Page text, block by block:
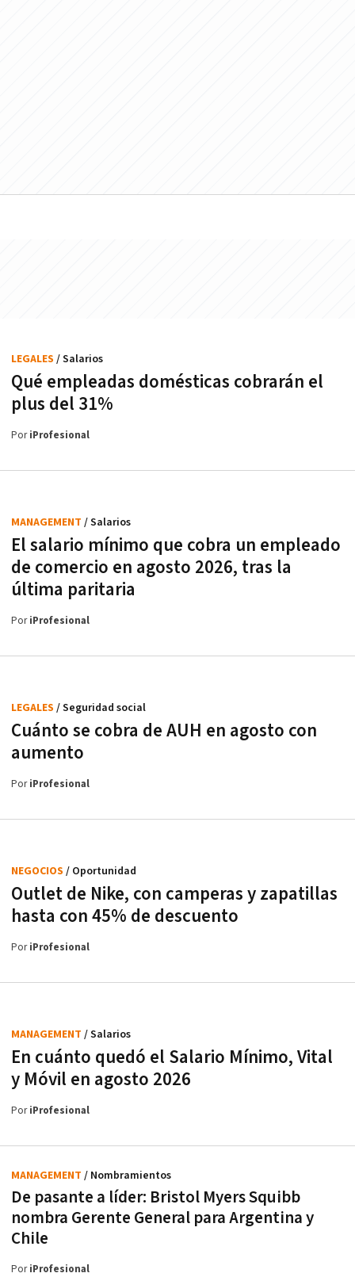
Qué empleadas domésticas cobrarán el
plus del 31%
LEGALES / Salarios
PoriProfesional
El salario mínimo que cobra un empleado
de comercio en agosto 2026, tras la
última paritaria
MANAGEMENT / Salarios
PoriProfesional
Cuánto se cobra de AUH en agosto con
aumento
LEGALES / Seguridad social
PoriProfesional
Outlet de Nike, con camperas y zapatillas
hasta con 45% de descuento
NEGOCIOS / Oportunidad
PoriProfesional
En cuánto quedó el Salario Mínimo, Vital
y Móvil en agosto 2026
MANAGEMENT / Salarios
PoriProfesional
De pasante a líder: Bristol Myers Squibb
nombra Gerente General para Argentina y
Chile
MANAGEMENT / Nombramientos
PoriProfesional